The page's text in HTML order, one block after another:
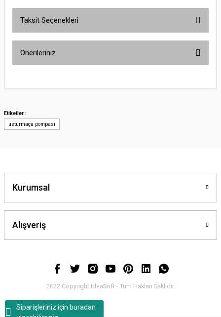
Siparişleriniz için buradan
Taksit Seçenekleri
Önerileriniz
yetersiz gördüğünüz noktaları öneri formunu kullanarak tarafımıza
Ürün resmi kalitesiz, bozuk veya görüntülenemiyor.
Ürün fiyatı diğer sitelerden daha pahalı.
Bu ürüne benzer farklı alternatifler olmalı.
Etiketler :
usturmaça pompası
Kurumsal
Alışveriş
2022 Copyright IdeaSoft - Tüm Hakları Saklıdır.